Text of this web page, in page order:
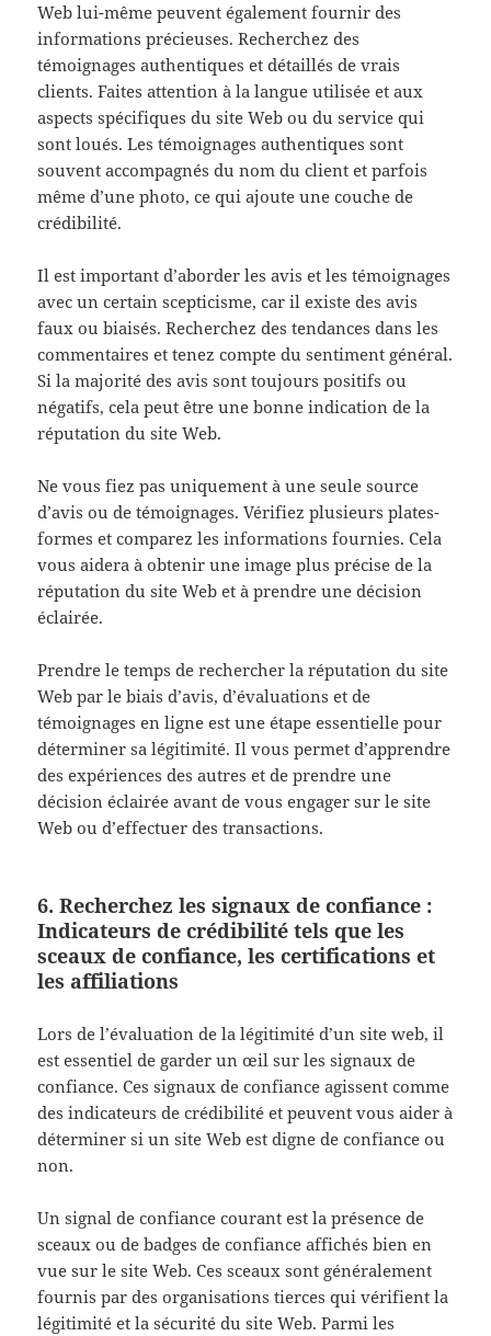
Web lui-même peuvent également fournir des
informations précieuses. Recherchez des
témoignages authentiques et détaillés de vrais
clients. Faites attention à la langue utilisée et aux
aspects spécifiques du site Web ou du service qui
sont loués. Les témoignages authentiques sont
souvent accompagnés du nom du client et parfois
même d’une photo, ce qui ajoute une couche de
crédibilité.
Il est important d’aborder les avis et les témoignages
avec un certain scepticisme, car il existe des avis
faux ou biaisés. Recherchez des tendances dans les
commentaires et tenez compte du sentiment général.
Si la majorité des avis sont toujours positifs ou
négatifs, cela peut être une bonne indication de la
réputation du site Web.
Ne vous fiez pas uniquement à une seule source
d’avis ou de témoignages. Vérifiez plusieurs plates-
formes et comparez les informations fournies. Cela
vous aidera à obtenir une image plus précise de la
réputation du site Web et à prendre une décision
éclairée.
Prendre le temps de rechercher la réputation du site
Web par le biais d’avis, d’évaluations et de
témoignages en ligne est une étape essentielle pour
déterminer sa légitimité. Il vous permet d’apprendre
des expériences des autres et de prendre une
décision éclairée avant de vous engager sur le site
Web ou d’effectuer des transactions.
6. Recherchez les signaux de confiance :
Indicateurs de crédibilité tels que les
sceaux de confiance, les certifications et
les affiliations
Lors de l’évaluation de la légitimité d’un site web, il
est essentiel de garder un œil sur les signaux de
confiance. Ces signaux de confiance agissent comme
des indicateurs de crédibilité et peuvent vous aider à
déterminer si un site Web est digne de confiance ou
non.
Un signal de confiance courant est la présence de
sceaux ou de badges de confiance affichés bien en
vue sur le site Web. Ces sceaux sont généralement
fournis par des organisations tierces qui vérifient la
légitimité et la sécurité du site Web. Parmi les